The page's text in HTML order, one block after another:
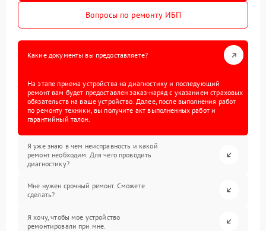
Вопросы по ремонту ИБП
Какие документы вы предоставляете?
На этапе приема устройства на диагностику и последующий
ремонт вам будет предоставлен заказ-наряд с указанием страховых
обязательств на ваше устройство. Далее, после выполнения работ
по ремонту техники, вы получите акт выполненных работ и
гарантийный талон.
Я уже знаю в чем неисправность и какой
ремонт необходим. Для чего проводить
диагностику?
Мне нужен срочный ремонт. Сможете
сделать?
Я хочу, чтобы мое устройство
ремонтировали при мне.